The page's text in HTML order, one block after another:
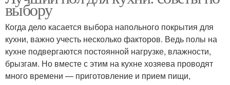
выбору
Когда дело касается выбора напольного покрытия для
кухни, важно учесть несколько факторов. Ведь полы на
кухне подвергаются постоянной нагрузке, влажности,
брызгам. Но вместе с этим на кухне хозяева проводят
много времени — приготовление и прием пищи,